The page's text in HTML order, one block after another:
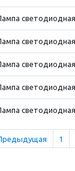
светодиодная
светодиодная
светодиодная
1